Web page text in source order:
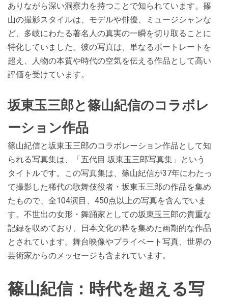
ありながら深い洞察力を持つことで知られています。篠
山の撮影スタイルは、モデルや俳優、ミュージシャンな
ど、多岐にわたる著名人の真実の一瞬を切り取ることに
特化していました。彼の写真は、単なるポートレートを
超え、人物の本質や時代の空気を伝える作品として高い
評価を受けています。
坂東玉三郎と篠山紀信のコラボレ
ーション作品
篠山紀信と坂東玉三郎のコラボレーション作品として知
られる写真集は、「五代目 坂東玉三郎写真集」という
タイトルです。この写真集は、篠山紀信が37年にわたっ
て撮影した稀代の歌舞伎役者・坂東玉三郎の作品を集め
たもので、全104演目、450点以上の写真を含んでいま
す。不世出の女形・舞踊家としての坂東玉三郎の貴重な
記録を収めており、日本文化の粋を集めた画期的な作品
とされています。舞台映像やプライベート写真、世界の
芸術家からのメッセージも含まれています​​。
篠山紀信：時代を超える写